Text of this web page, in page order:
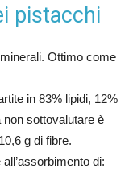
pistacchi
Ottimo come
in 83% lipidi, 12%
non sottovalutare è
g di fibre.
di: